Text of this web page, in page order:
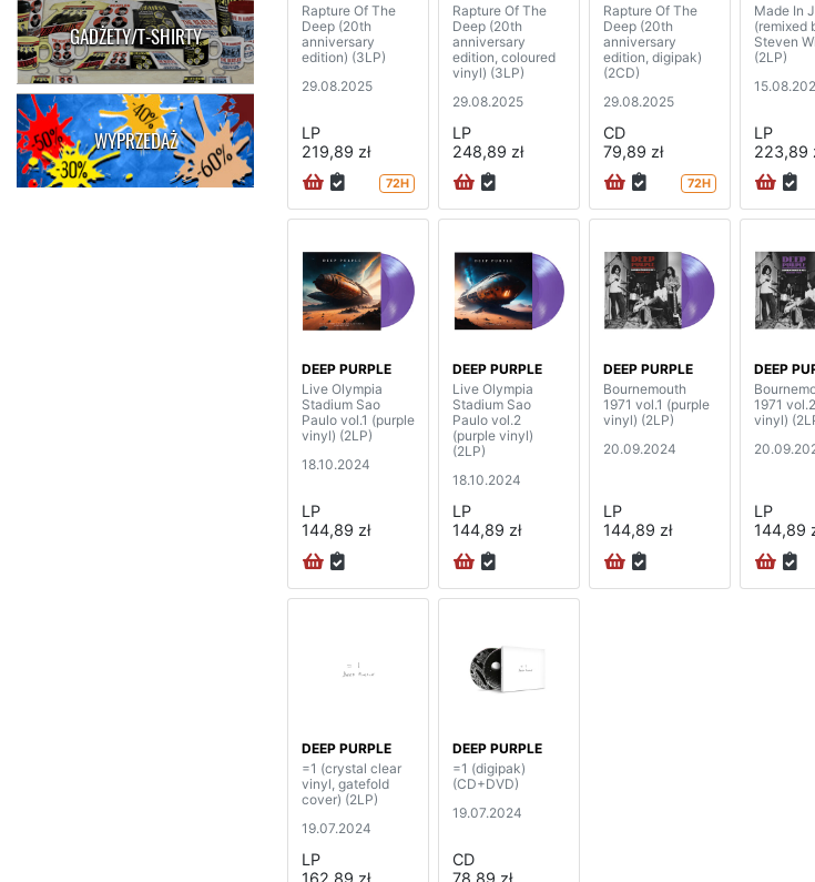
GADŻETY/T-SHIRTY
WYPRZEDAŻ
Rapture Of The
Deep (20th
anniversary
edition) (3LP)
29.08.2025
LP
219,89 zł
72H
Rapture Of The
Deep (20th
anniversary
edition, coloured
vinyl) (3LP)
29.08.2025
LP
248,89 zł
Rapture Of The
Deep (20th
anniversary
edition, digipak)
(2CD)
29.08.2025
CD
79,89 zł
72H
Made In
(remixed
Steven
(2LP)
LP
223,89
DEEP PURPLE
Live Olympia
Stadium Sao
Paulo vol.1 (purple
vinyl) (2LP)
18.10.2024
LP
144,89 zł
DEEP PURPLE
Live Olympia
Stadium Sao
Paulo vol.2
(purple vinyl)
(2LP)
18.10.2024
LP
144,89 zł
DEEP PURPLE
Bournemouth
1971 vol.1 (purple
vinyl) (2LP)
20.09.2024
LP
144,89 zł
DEEP
1971
vinyl)
LP
144,89
DEEP PURPLE
=1 (crystal clear
vinyl, gatefold
cover) (2LP)
19.07.2024
LP
162,89 zł
DEEP PURPLE
=1 (digipak)
(CD+DVD)
19.07.2024
CD
78,89 zł